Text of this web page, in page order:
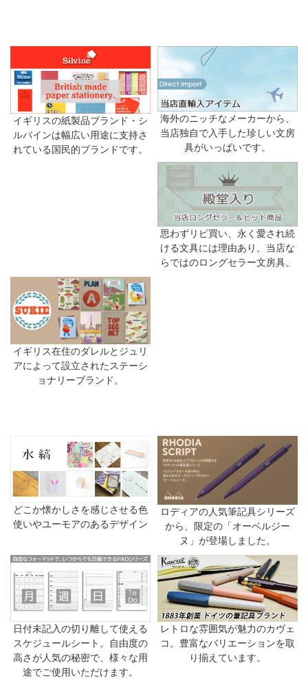
イギリスの紙製品ブランド・シ
ルバインは幅広い用途に支持さ
れている国民的ブランドです。
海外のニッチなメーカーから、
当店独自で入手した珍しい文房
具がいっぱいです。
思わずリピ買い、永く愛され続
ける文具には理由あり。当店な
らではのロングセラー文房具。
イギリス在住のダレルとジュリ
アによって設立されたステーシ
ョナリーブランド。
どこか懐かしさを感じさせる色
使いやユーモアのあるデザイン
ロディアの人気筆記具シリーズ
から、限定の「オーベルジー
ヌ」が登場しました。
日付未記入の切り離して使える
スケジュールシート。自由度の
高さが人気の秘密で、様々な用
途でご使用いただけます。
レトロな雰囲気が魅力のカヴェ
コ。豊富なバリエーションを取
り揃えています。